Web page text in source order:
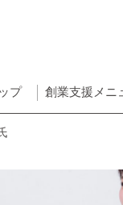
プ 創業支援メニ